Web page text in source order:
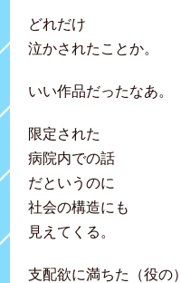
どれだけ
泣かされたことか。
いい作品だったなあ。
限定された
病院内での話
だというのに
社会の構造にも
見えてくる。
支配欲に満ちた（役の）